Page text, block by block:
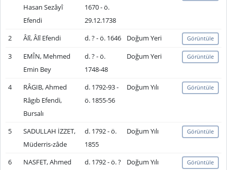
Hasan Sezâyî
Efendi
1670 - ö.
29.12.1738
2 Âlî, Âlî Efendi d. ? - ö. 1646 Doğum Yeri Görüntüle
3
EMÎN, Mehmed
Emin Bey
d. ? - ö.
1748-48
Doğum Yeri Görüntüle
4
RÂGIB, Ahmed
Râgıb Efendi,
Bursalı
d. 1792-93 -
ö. 1855-56
Doğum Yılı Görüntüle
5
SADULLAH İZZET,
Müderris-zâde
d. 1792 - ö.
1855
Doğum Yılı Görüntüle
6
NASFET, Ahmed
d. 1792 - ö. ? Doğum Yılı Görüntüle